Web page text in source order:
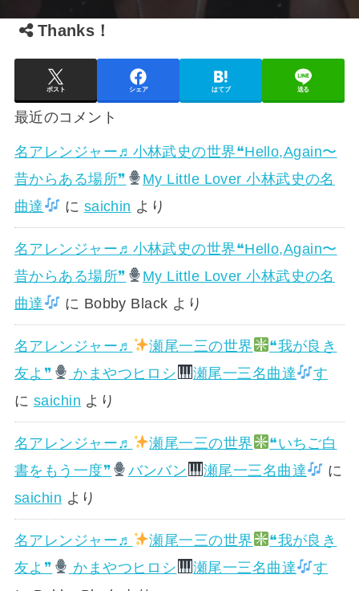
Thanks！
ポスト シェア はてブ 送る
最近のコメント
名アレンジャー♬ 小林武史の世界❝Hello,Again〜
昔からある場所❞
My Little Lover 小林武史の名
曲達
に saichin より
名アレンジャー♬ 小林武史の世界❝Hello,Again〜
昔からある場所❞
My Little Lover 小林武史の名
曲達
に Bobby Black より
名アレンジャー♬ 瀬尾一三の世界
❝我が良き
友よ❞
かまやつヒロシ 瀬尾一三名曲達
す
に saichin より
名アレンジャー♬ 瀬尾一三の世界
❝いちご白
書をもう一度❞
バンバン 瀬尾一三名曲達
に
saichin より
名アレンジャー♬ 瀬尾一三の世界
❝我が良き
友よ❞
かまやつヒロシ 瀬尾一三名曲達
す